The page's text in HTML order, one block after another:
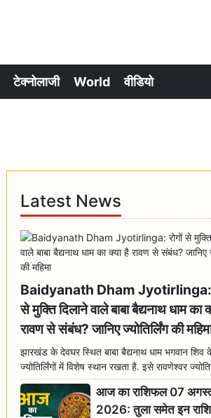
टेक्नोलाजी World वीडियो
Latest News
Baidyanath Dham Jyotirlinga:
से मुक्ति दिलाने वाले बाबा बैद्यनाथ धाम का
रावण से संबंध? जानिए ज्योतिर्लिंग की
झारखंड के देवघर स्थित बाबा बैद्यनाथ धाम भगवान शिव
ज्योतिर्लिंगों में विशेष स्थान रखता है. इसे रावणेश्वर
आज का राशिफल 07
2026: तुला समेत इन